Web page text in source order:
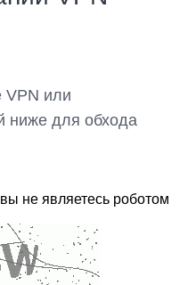
VPN или
ниже для обхода
не являетесь роботом